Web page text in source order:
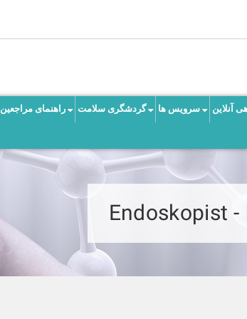
آنلاین سرویس ها گردشگری سلامت راهنمای مراجعین
Endoskopist